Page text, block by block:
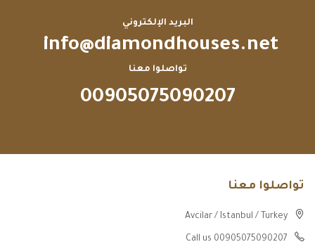
البريد الإلكتروني
info@diamondhouses.net
تواصلوا معنا
00905075090207
تواصلوا معنا
Avcilar / Istanbul / Turkey
Call us 00905075090207